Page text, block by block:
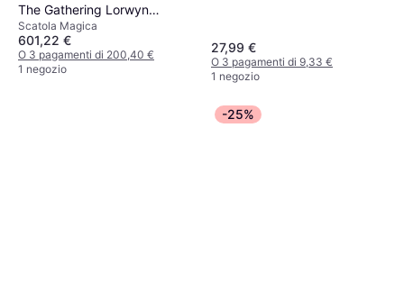
The Gathering Lorwyn
Eclipsed Collector Booster
Box
Scatola Magica
601,22 €
O 3 pagamenti di 200,40 €
1 negozio
27,99 €
O 3 pagamenti di 9,33 €
1 negozio
-25%